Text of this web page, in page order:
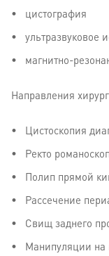
цистография
ультразвуковое
магнитно-
Направления
Цистоскопия
Ректо
Полип прямой
Рассечение
Свищ заднего
Манипуляции на